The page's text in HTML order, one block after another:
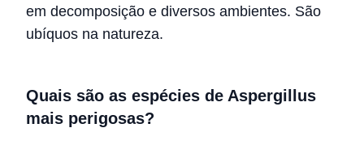
em decomposição e diversos ambientes. São
ubíquos na natureza.
Quais são as espécies de Aspergillus
mais perigosas?